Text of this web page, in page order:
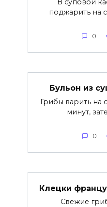
В суповой
поджарить на
0
Бульон из
Грибы варить на
минут,
0
Клецки
Свежие